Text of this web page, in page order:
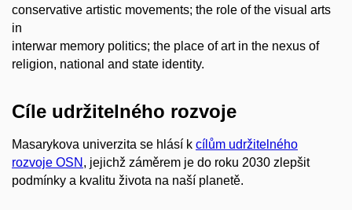
conservative artistic movements; the role of the visual arts
in
interwar memory politics; the place of art in the nexus of
religion, national and state identity.
Cíle udržitelného rozvoje
Masarykova univerzita se hlásí k cílům udržitelného
rozvoje OSN , jejichž záměrem je do roku 2030 zlepšit
podmínky a kvalitu života na naší planetě.